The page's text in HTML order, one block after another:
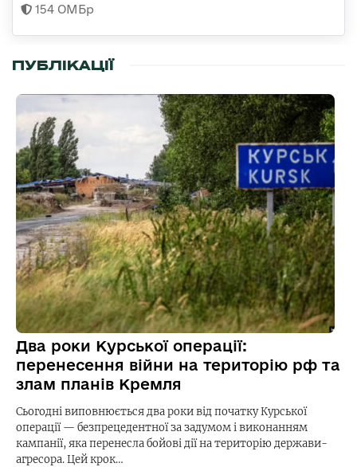
154 ОМБр
ПУБЛІКАЦІЇ
Два роки Курської операції:
перенесення війни на територію рф та
злам планів Кремля
Сьогодні виповнюється два роки від початку Курської
операції — безпрецедентної за задумом і виконанням
кампанії, яка перенесла бойові дії на територію держави-
агресора. Цей крок…